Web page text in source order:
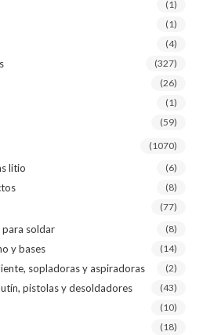
(1)
(1)
(4)
(327)
(26)
(1)
(59)
(1070)
litio (6)
(8)
(77)
para soldar (8)
y bases (14)
sopladoras y aspiradoras (2)
pistolas y desoldadores (43)
(10)
(18)